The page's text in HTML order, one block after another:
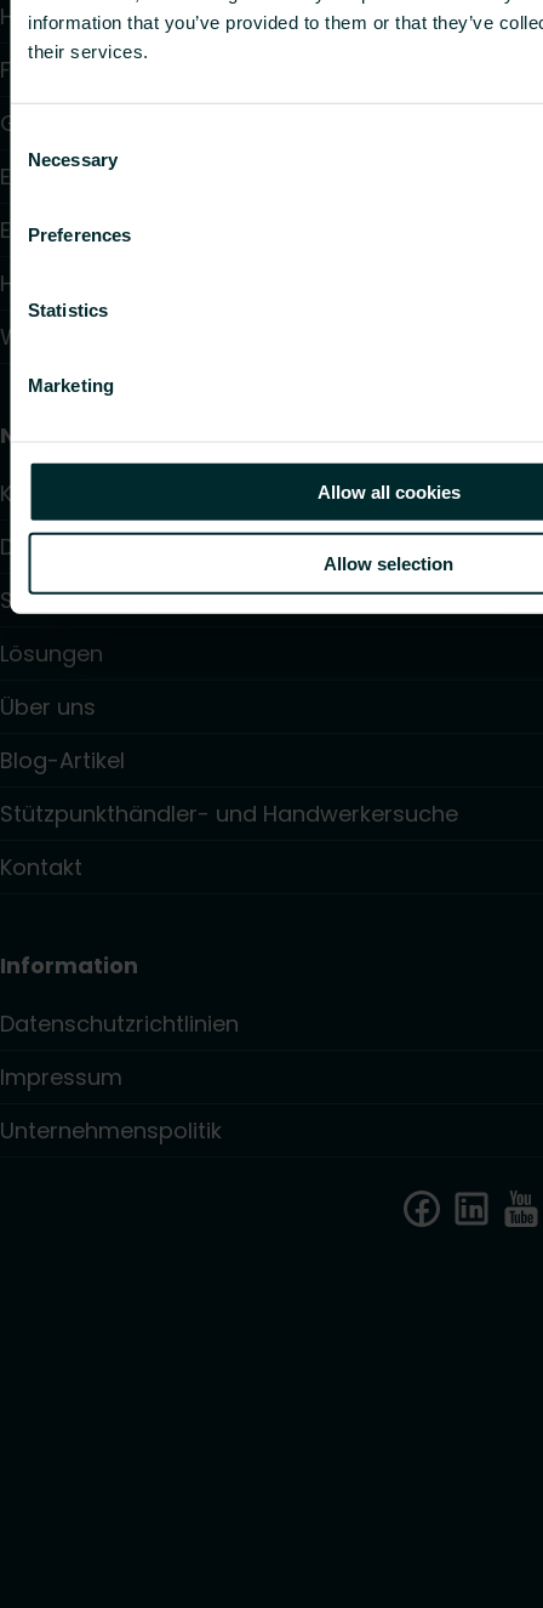
information that you’ve provided to them or that they’ve
their services.
Consent
Selection
Necessary
Preferences
Statistics
Marketing
Allow all cookies
Allow selection
Heizkörper
Fußbodenheizung und -kühlung
Gebläsekonvektoren
Elektroheizung
Elektronische Regelungen
Hydraulische Regelungen
Wandheizung und -kühlung
Nützliche Links
Kalulator
Downloads
Service & Support
Lösungen
Über uns
Blog-Artikel
Stützpunkthändler- und Handwerkersuche
Kontakt
Information
Datenschutzrichtlinien
Impressum
Unternehmenspolitik